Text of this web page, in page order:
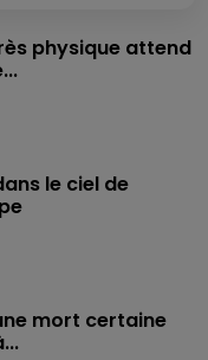
physique attend
le ciel de
mort certaine